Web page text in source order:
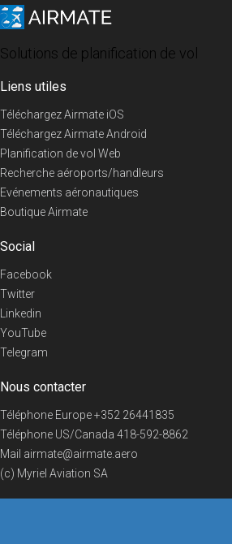
Solutions de planification de vol
Liens utiles
Téléchargez Airmate iOS
Téléchargez Airmate Android
Planification de vol Web
Recherche aéroports/handleurs
Evénements aéronautiques
Boutique Airmate
Social
Facebook
Twitter
Linkedin
YouTube
Telegram
Nous contacter
Téléphone Europe+352 26441835
Téléphone US/Canada 418-592-8862
Mail airmate@airmate.aero
(c) Myriel Aviation SA